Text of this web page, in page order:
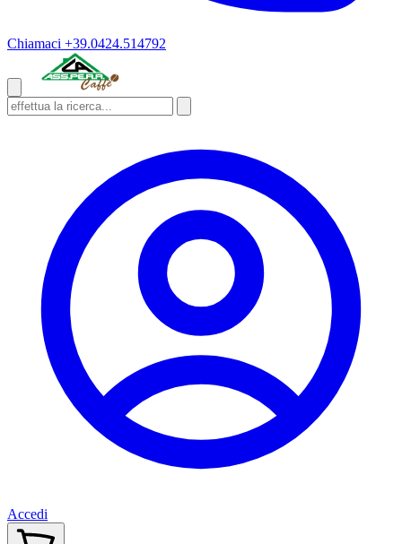
Chiamaci +39.0424.514792
Accedi